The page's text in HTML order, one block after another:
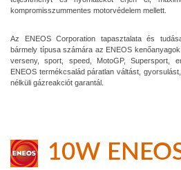
kompromisszummentes motorvédelem mellett.
Az ENEOS Corporation tapasztalata és
bármely típusa számára az ENEOS
verseny, sport, speed, MotoGP, Supersport,
ENEOS termékcsalád páratlan váltást,
nélküli gázreakciót garantál.
10W